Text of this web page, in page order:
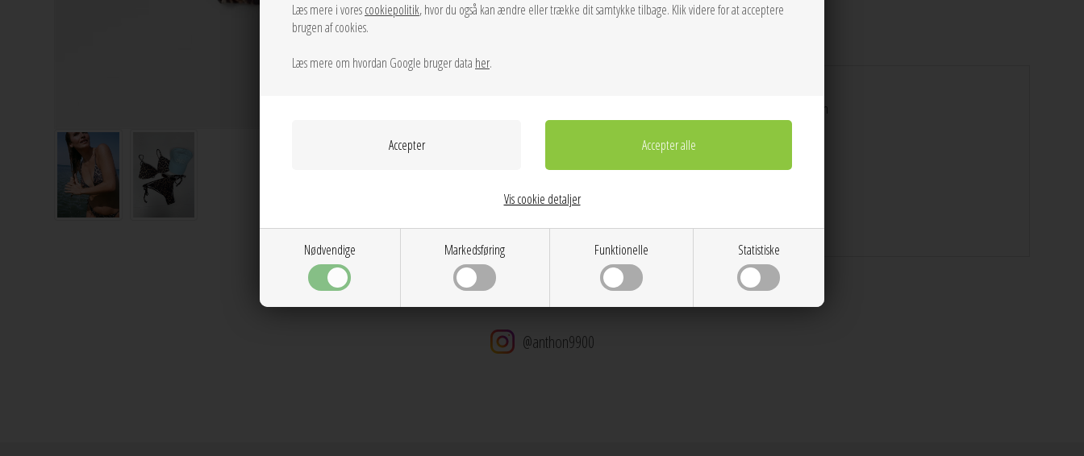
Læs mere i vorescookiepolitik, hvor du også kan ændre eller trække dit samtykke tilbage. Klik videre for at acceptere
brugen af cookies.
Læs mere om hvordan Google bruger data her.
Nødvendige Markedsføring Funktionelle Statistiske
Vis cookie detaljer
Ydre: 85% Polyester, 15% Elastahn Lining: 92% Polyester, 8% Elasthan
Maskinvask 30 grader
Stor kundetilfredshed
Gratis fragt v. køb over 600 DKK
@anthon9900